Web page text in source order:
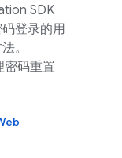
SDK
登录的用
。
密码重置